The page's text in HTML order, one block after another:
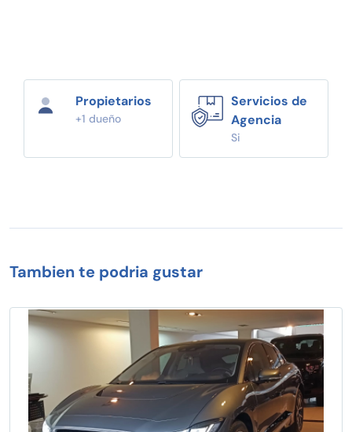
Propietarios
+1 dueño
Servicios de
Agencia
Si
Tambien te podria gustar